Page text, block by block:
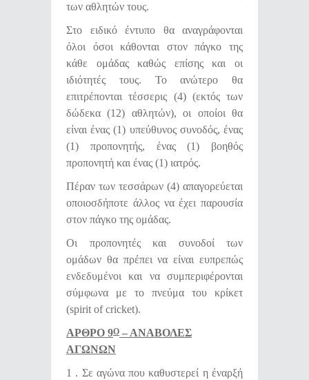
των αθλητών τους.
Στο ειδικό έντυπο θα αναγράφονται
όλοι όσοι κάθονται στον πάγκο της
κάθε ομάδας καθώς επίσης και οι
ιδιότητές τους. Το ανώτερο θα
επιτρέπονται τέσσερις (4) (εκτός των
δώδεκα (12) αθλητών), οι οποίοι θα
είναι ένας (1) υπεύθυνος συνοδός, ένας
(1) προπονητής, ένας (1) βοηθός
προπονητή και ένας (1) ιατρός.
Πέραν των τεσσάρων (4) απαγορεύεται
οποιοσδήποτε άλλος να έχει παρουσία
στον πάγκο της ομάδας.
Οι προπονητές και συνοδοί των
ομάδων θα πρέπει να είναι ευπρεπώς
ενδεδυμένοι και να συμπεριφέρονται
σύμφωνα με το πνεύμα του κρίκετ
(spirit of cricket).
ΑΡΘΡΟ 9Ο – ΑΝΑΒΟΛΕΣ
ΑΓΩΝΩΝ
1 . Σε αγώνα που καθυστερεί η έναρξή